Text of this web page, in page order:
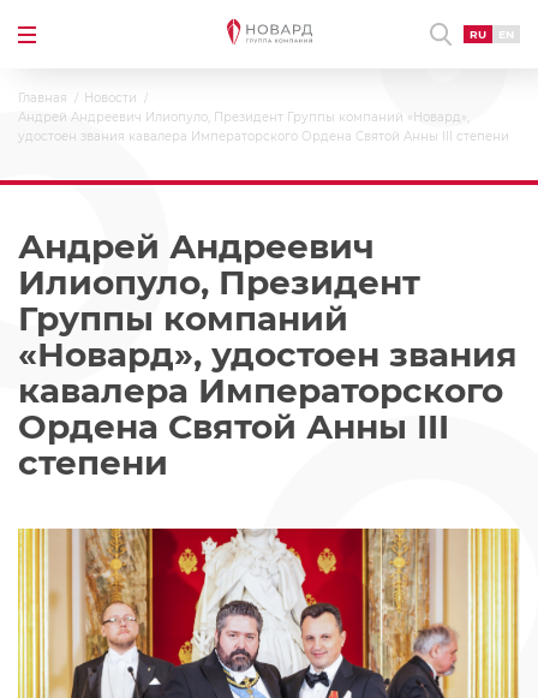
RU EN
Главная
Новости
Андрей Андреевич Илиопуло, Президент Группы компаний «Новард»,
удостоен звания кавалера Императорского Ордена Святой Анны III степени
Андрей Андреевич
Илиопуло, Президент
Группы компаний
«Новард», удостоен звания
кавалера Императорского
Ордена Святой Анны III
степени